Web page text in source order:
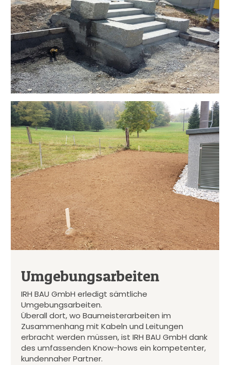
Umgebungsarbeiten
IRH BAU GmbH erledigt sämtliche
Umgebungsarbeiten.
Überall dort, wo Baumeisterarbeiten im
Zusammenhang mit Kabeln und Leitungen
erbracht werden müssen, ist IRH BAU GmbH dank
des umfassenden Know-hows ein kompetenter,
kundennaher Partner.